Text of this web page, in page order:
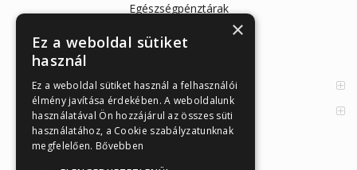
Egészségpénztárak
Cikkek
Enzimes béldaganatszűrés
Orvosi információk
×
Ez a weboldal sütiket
használ
Ez a weboldal sütiket használ a felhasználói
élmény javítása érdekében. A weboldalunk
használatával Ön hozzájárul az összes süti
használatához, a Cookie szabályzatunknak
megfelelően. Bővebben